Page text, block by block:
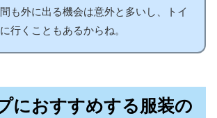
も外に出る機会は意外と多いし、トイ
行くこともあるからね。
におすすめする服装の